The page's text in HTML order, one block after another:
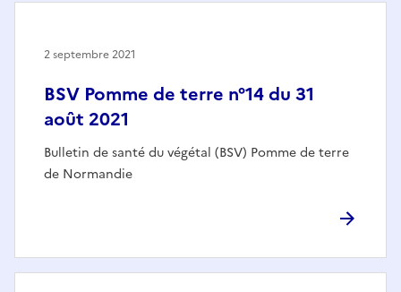
BSV Pomme de terre n°14 du 31
août 2021
Bulletin de santé du végétal (BSV) Pomme de terre
de Normandie
2 septembre 2021